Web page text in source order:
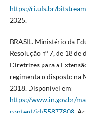
https://ri.ufs.br/
2025.
BRASIL. Ministério da
Resolução nº 7, de 18 de
Diretrizes para a
regimenta o disposto na
2018. Disponível em:
https://www.in.gov.br/